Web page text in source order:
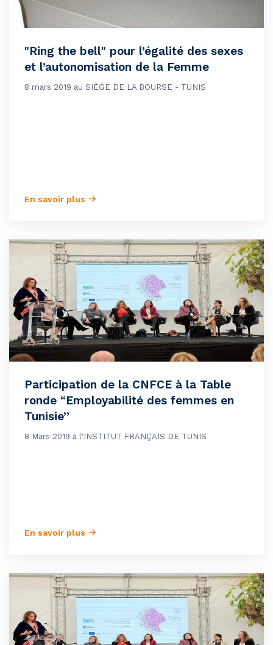
"Ring the bell" pour l’égalité des sexes
et l’autonomisation de la Femme
8 mars 2019 au SIÈGE DE LA BOURSE - TUNIS
En savoir plus
Participation de la CNFCE à la Table
ronde “Employabilité des femmes en
Tunisie”
8 Mars 2019 à l'INSTITUT FRANÇAIS DE TUNIS
En savoir plus